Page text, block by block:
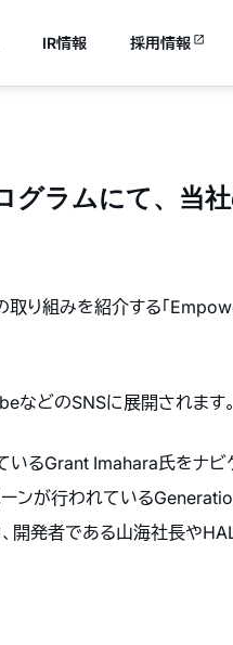
IR情報 採用情報
ラムにて、当
取り組みを紹介する「
などのSNSに展開されます。
るGrant Imahara氏をナビ
ンが行われている
開発者である山海社長や